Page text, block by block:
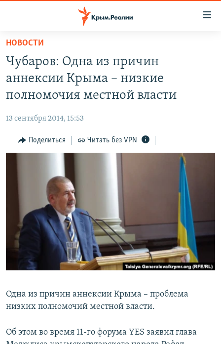
Вернуться
основному
содержанию
главной
навигации
Вернутся
НОВОСТИ
СПЕЦПРОЕКТЫ
11 ЛЕТ ОККУПАЦИИ КРЫМА. 11 ИСТОРИЙ СОПРОТИВЛЕНИЯ
ЕЩЕ
ИНТЕРАКТИВ
ТЕЛЕПРОЕКТ КРЫМ.РЕАЛИИ
СОВЕТЫ ПРАВОЗАЩИТНИКОВ
ПРОПАВШИЕ БЕЗ ВЕСТИ
ПОБЕДИТЕЛЕЙ НЕ СУДЯТ?
КРЫМ.НЕПОКОРЕННЫЙ
ELIFBE
РАДІО СВОБОДА
КАК ОБОЙТИ БЛОКИРОВКУ
Українською
Qırımtatar
ПРИСОЕДИНЯЙТЕСЬ!
Все сайты RFE/RL
НОВОСТИ
Чубаров: Одна из причин
аннексии Крыма – низкие
полномочия местной власти
13 сентября 2014, 15:53
Поделиться Читать без VPN
Одна из причин аннексии Крыма – проблема
низких полномочий местной власти.
Об этом во время 11-го форума YES заявил глава